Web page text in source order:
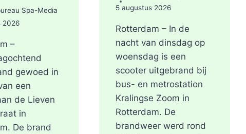
Spa-Media
2026
–
gewoed in
een
de Lieven
in
De brand
5 augustus 2026
Rotterdam – In de
nacht van dinsdag op
woensdag is een
scooter uitgebrand bij
bus- en metrostation
Kralingse Zoom in
Rotterdam. De
brandweer werd rond